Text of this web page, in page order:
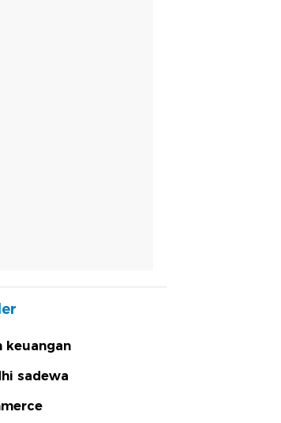
keuangan
sadewa